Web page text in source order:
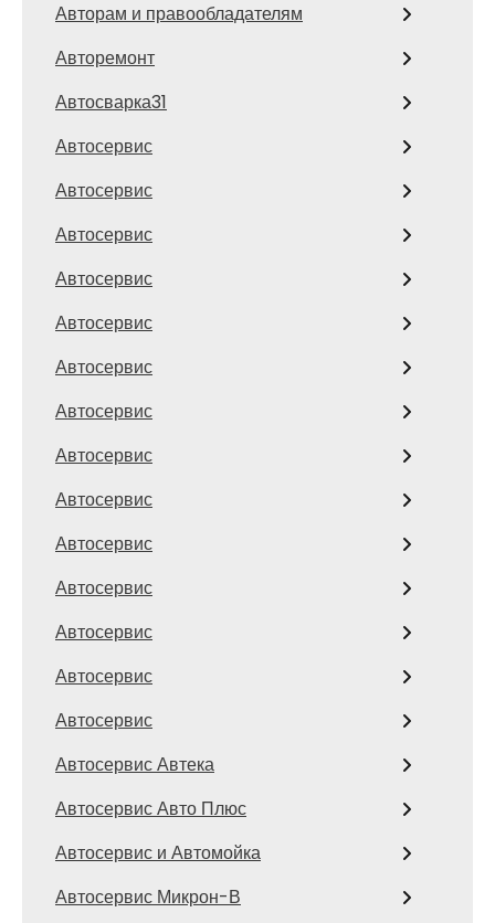
Авторам и правообладателям
Авторемонт
Автосварка31
Автосервис
Автосервис
Автосервис
Автосервис
Автосервис
Автосервис
Автосервис
Автосервис
Автосервис
Автосервис
Автосервис
Автосервис
Автосервис
Автосервис
Автосервис Автека
Автосервис Авто Плюс
Автосервис и Автомойка
Автосервис Микрон-В